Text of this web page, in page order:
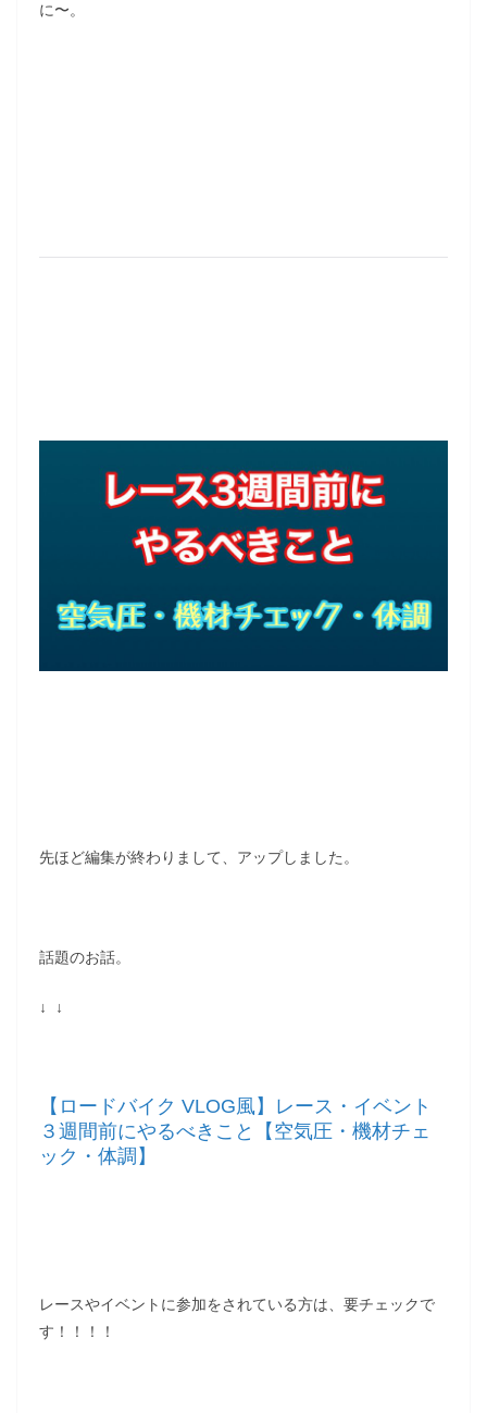
に〜。
先ほど編集が終わりまして、アップしました。
話題のお話。
↓ ↓
【ロードバイク VLOG風】レース・イベント
３週間前にやるべきこと【空気圧・機材チェ
ック・体調】
レースやイベントに参加をされている方は、要チェックで
す！！！！